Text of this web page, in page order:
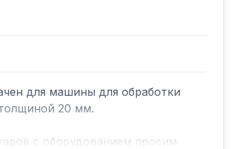
для машины для обработки
20 мм.
с оборудованием просим